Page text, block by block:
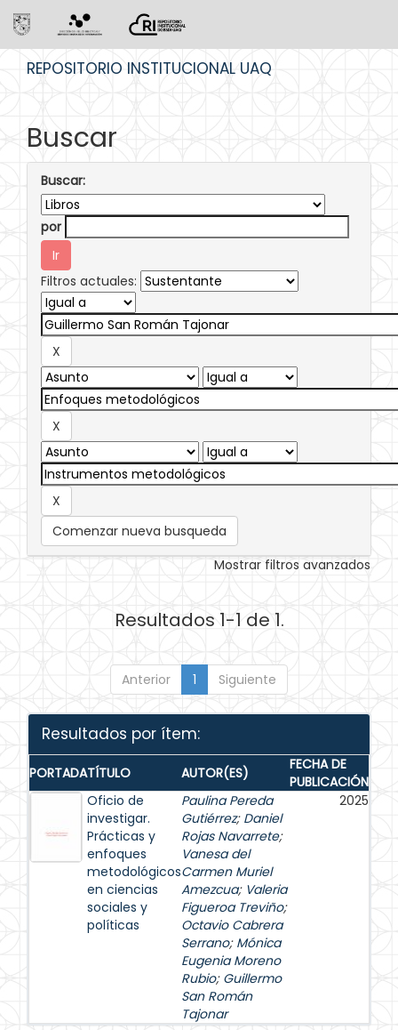
REPOSITORIO INSTITUCIONAL UAQ
Buscar
Buscar:
por
Filtros actuales:
Comenzar nueva busqueda
Mostrar filtros avanzados
Resultados 1-1 de 1.
Anterior 1 Siguiente
Resultados por ítem:
PORTADATÍTULO AUTOR(ES)
FECHA DE
PUBLICACIÓN
Oficio de
investigar.
Prácticas y
enfoques
metodológicos
en ciencias
sociales y
políticas
Paulina Pereda
Gutiérrez; Daniel
Rojas Navarrete;
Vanesa del
Carmen Muriel
Amezcua; Valeria
Figueroa Treviño;
Octavio Cabrera
Serrano; Mónica
Eugenia Moreno
Rubio; Guillermo
San Román
Tajonar
2025